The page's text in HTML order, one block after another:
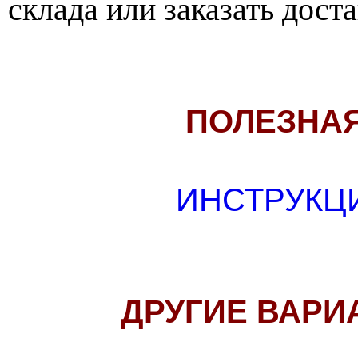
склада или заказать
ДРУГИЕ